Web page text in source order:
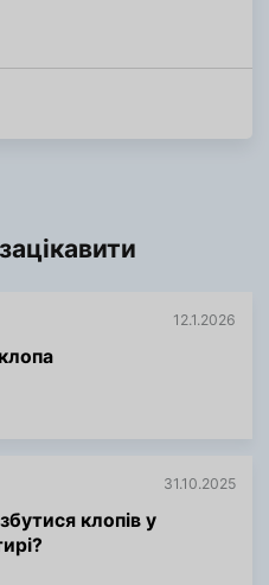
12.1.2026
31.10.2025
клопів у